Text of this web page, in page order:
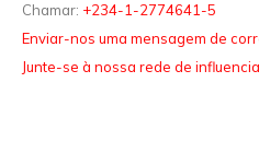
Chamar: +234-1-2774641-5
Enviar-nos uma mensagem de
Junte-se à nossa rede de